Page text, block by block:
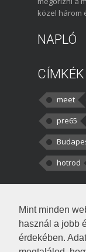
Mint minden
használ a jobb
érdekében.
közel három
NAPLÓ
CÍMKÉK
meet
pre65
hotrod
darabbaal